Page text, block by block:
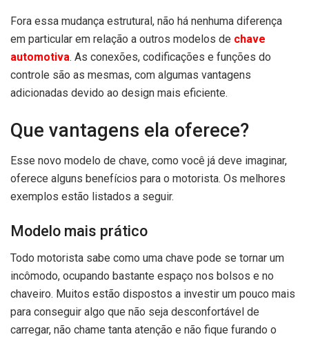
Fora essa mudança estrutural, não há nenhuma diferença
em particular em relação a outros modelos de chave
automotiva. As conexões, codificações e funções do
controle são as mesmas, com algumas vantagens
adicionadas devido ao design mais eficiente.
Que vantagens ela oferece?
Esse novo modelo de chave, como você já deve imaginar,
oferece alguns benefícios para o motorista. Os melhores
exemplos estão listados a seguir.
Modelo mais prático
Todo motorista sabe como uma chave pode se tornar um
incômodo, ocupando bastante espaço nos bolsos e no
chaveiro. Muitos estão dispostos a investir um pouco mais
para conseguir algo que não seja desconfortável de
carregar, não chame tanta atenção e não fique furando o